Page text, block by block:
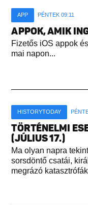
APP PÉNTEK 09:11
APPOK, AMIK
Fizetős iOS appok
mai napon...
HISTORYTODAY
TÖRTÉNELMI
(JÚLIUS 17.)
Ma olyan napra
sorsdöntő csatái,
megrázó